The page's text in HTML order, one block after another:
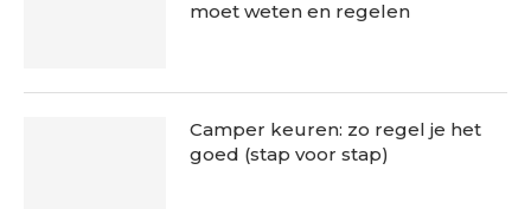
moet weten en regelen
Camper keuren: zo regel je het
goed (stap voor stap)